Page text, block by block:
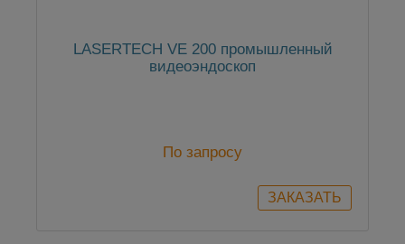
LASERTECH VE 200 промышленный
видеоэндоскоп
По запросу